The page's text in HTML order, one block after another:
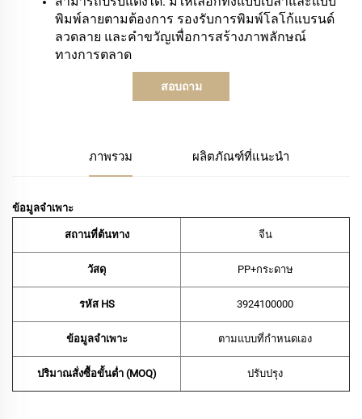
พิมพ์ลายตามต้องการ รองรับการพิมพ์โลโก้แบรนด์
ลวดลาย และคำขวัญเพื่อการสร้างภาพลักษณ์
ทางการตลาด
สอบถาม
ภาพรวม ผลิตภัณฑ์ที่แนะนำ
ข้อมูลจำเพาะ
สถานที่ต้นทาง จีน
วัสดุ PP+กระดาษ
รหัส HS ‌3924100000‌
ข้อมูลจำเพาะ ตามแบบที่กำหนดเอง
ปริมาณสั่งซื้อขั้นต่ำ (MOQ) ปรับปรุง